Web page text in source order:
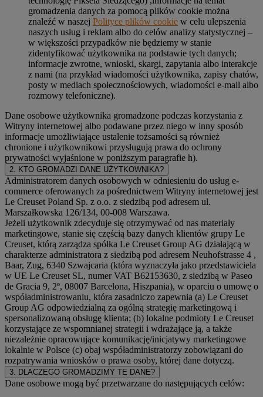
gromadzenia danych za pomocą plików cookie można
znaleźć w naszej Polityce plików cookie w celu ulepszenia
naszych usług i reklam albo do celów analizy statystycznej –
w większości przypadków nie będziemy w stanie
zidentyfikować użytkownika na podstawie tych danych;
informacje zwrotne, wnioski, skargi, zapytania albo interakcje
z nami (na przykład wiadomości użytkownika, zapisy chatów,
posty w mediach społecznościowych, wiadomości e-mail albo
rozmowy telefoniczne).
Dane osobowe użytkownika gromadzone podczas korzystania z
Witryny internetowej albo podawane przez niego w inny sposób
informacje umożliwiające ustalenie tożsamości są również
chronione i użytkownikowi przysługują prawa do ochrony
prywatności wyjaśnione w poniższym paragrafie h).
2. KTO GROMADZI DANE UŻYTKOWNIKA?
Administratorem danych osobowych w odniesieniu do usług e-
commerce oferowanych za pośrednictwem Witryny internetowej jest
Le Creuset Poland Sp. z o.o. z siedzibą pod adresem ul.
Marszałkowska 126/134, 00-008 Warszawa.
Jeżeli użytkownik zdecyduje się otrzymywać od nas materiały
marketingowe, stanie się częścią bazy danych klientów grupy Le
Creuset, którą zarządza spółka Le Creuset Group AG działającą w
charakterze administratora z siedzibą pod adresem Neuhofstrasse 4 ,
Baar, Zug, 6340 Szwajcaria (która wyznaczyła jako przedstawiciela
w UE Le Creuset SL, numer VAT B62153630, z siedzibą w Paseo
de Gracia 9, 2º, 08007 Barcelona, Hiszpania), w oparciu o umowę o
współadministrowaniu, która zasadniczo zapewnia (a) Le Creuset
Group AG odpowiedzialną za ogólną strategię marketingową i
spersonalizowaną obsługę klienta; (b) lokalne podmioty Le Creuset
korzystające ze wspomnianej strategii i wdrażające ją, a także
niezależnie opracowujące komunikację/inicjatywy marketingowe
lokalnie w Polsce (c) obaj współadministratorzy zobowiązani do
rozpatrywania wniosków o prawa osoby, której dane dotyczą.
3. DLACZEGO GROMADZIMY TE DANE?
Dane osobowe mogą być przetwarzane do następujących celów: